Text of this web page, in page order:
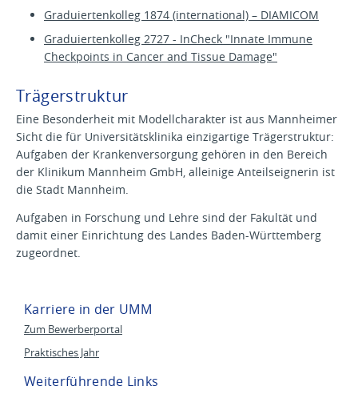
Graduiertenkolleg 1874 (international) – DIAMICOM
Graduiertenkolleg 2727 - InCheck "Innate Immune
Checkpoints in Cancer and Tissue Damage"
Trägerstruktur
Eine Besonderheit mit Modellcharakter ist aus Mannheimer
Sicht die für Universitätsklinika einzigartige Trägerstruktur:
Aufgaben der Krankenversorgung gehören in den Bereich
der Klinikum Mannheim GmbH, alleinige Anteilseignerin ist
die Stadt Mannheim.
Aufgaben in Forschung und Lehre sind der Fakultät und
damit einer Einrichtung des Landes Baden-Württemberg
zugeordnet.
Karriere in der UMM
Zum Bewerberportal
Praktisches Jahr
Weiterführende Links